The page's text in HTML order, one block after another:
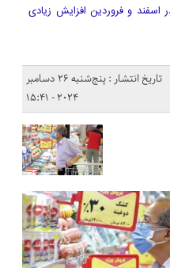
و فروردین افزایش زیادی
تاریخ انتشار : پنج‌شنبه 26 دسامبر
2024 - 15:41